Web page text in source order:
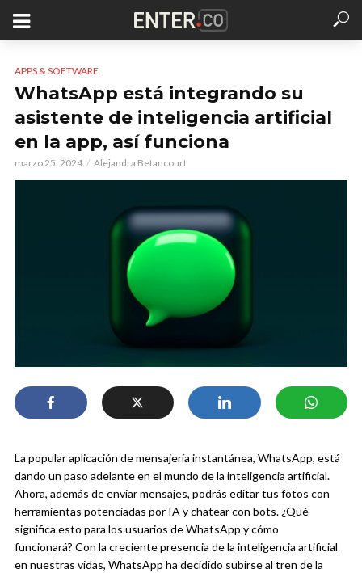
APPS & SOFTWARE
WhatsApp está integrando su
asistente de inteligencia artificial
en la app, así funciona
marzo 25, 2024 Alejandra Betancourt
La popular aplicación de mensajería instantánea, WhatsApp, está
dando un paso adelante en el mundo de la inteligencia artificial.
Ahora, además de enviar mensajes, podrás editar tus fotos con
herramientas potenciadas por IA y chatear con bots. ¿Qué
significa esto para los usuarios de WhatsApp y cómo
funcionará? Con la creciente presencia de la inteligencia artificial
en nuestras vidas, WhatsApp ha decidido subirse al tren de la